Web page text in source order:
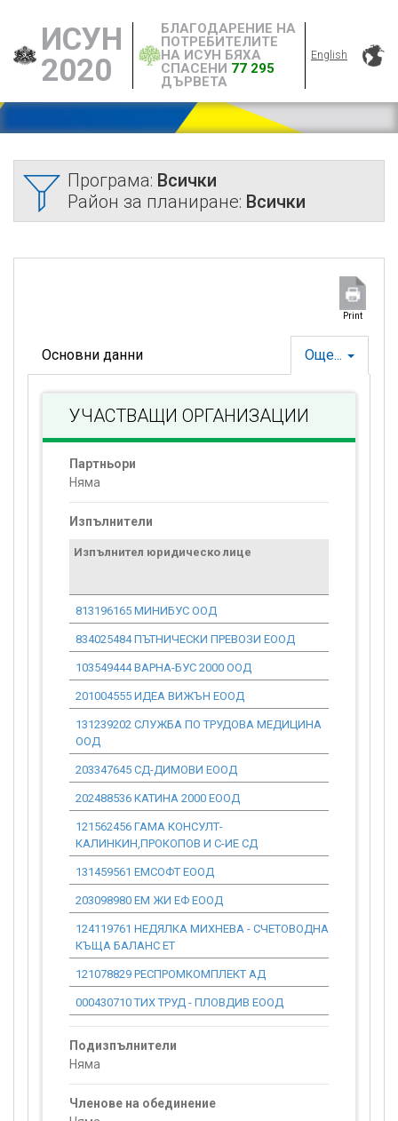
ИСУН
2020
БЛАГОДАРЕНИЕ НА
ПОТРЕБИТЕЛИТЕ
НА ИСУН БЯХА
СПАСЕНИ 77 295
ДЪРВЕТА
English
Програма: Всички
Район за планиране: Всички
Print
Още...
Основни данни
УЧАСТВАЩИ ОРГАНИЗАЦИИ
Партньори
Няма
Изпълнители
Изпълнител юридическо лице
813196165 МИНИБУС ООД
834025484 ПЪТНИЧЕСКИ ПРЕВОЗИ ЕООД
103549444 ВАРНА-БУС 2000 ООД
201004555 ИДЕА ВИЖЪН ЕООД
131239202 СЛУЖБА ПО ТРУДОВА МЕДИЦИНА
ООД
203347645 СД-ДИМОВИ ЕООД
202488536 КАТИНА 2000 ЕООД
121562456 ГАМА КОНСУЛТ-
КАЛИНКИН,ПРОКОПОВ И С-ИЕ СД
131459561 ЕМСОФТ ЕООД
203098980 ЕМ ЖИ ЕФ ЕООД
124119761 НЕДЯЛКА МИХНЕВА - СЧЕТОВОДНА
КЪЩА БАЛАНС ЕТ
121078829 РЕСПРОМКОМПЛЕКТ АД
000430710 ТИХ ТРУД - ПЛОВДИВ ЕООД
Подизпълнители
Няма
Членове на обединение